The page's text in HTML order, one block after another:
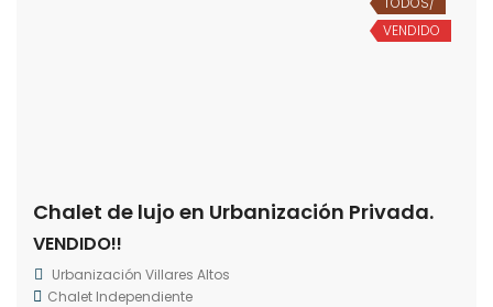
VENDIDO
Chalet de lujo en Urbanización Privada.
VENDIDO!!
Urbanización Villares Altos
Chalet Independiente